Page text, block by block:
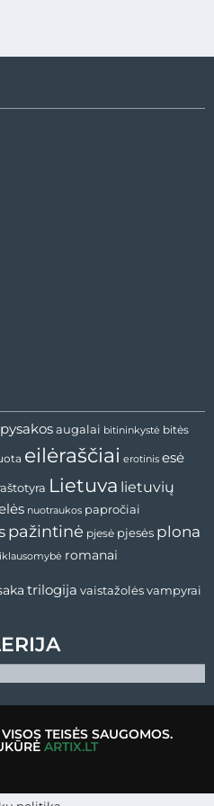
augalai bitininkystė bitės
eilėraščiai erotinis esė
Lietuva lietuvių
nuotraukos papročiai
pažintinė pjesė pjesės plona
romanai
trilogija vaistažolėsvampyrai
TEISĖS SAUGOMOS.
ARTIX.LT